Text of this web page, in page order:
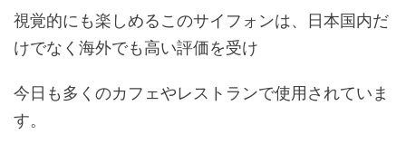
視覚的にも楽しめるこのサイフォンは、日本国内だ
けでなく海外でも高い評価を受け
今日も多くのカフェやレストランで使用されていま
す。